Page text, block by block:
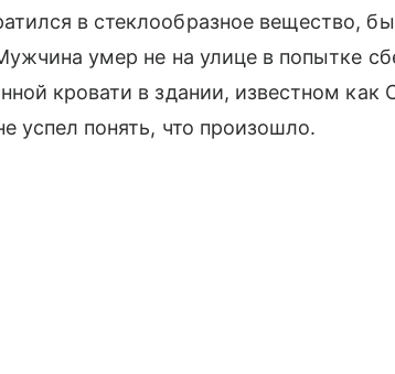
в стеклообразное вещество,
умер не на улице в попытке
кровати в здании, известном как
успел понять, что произошло.